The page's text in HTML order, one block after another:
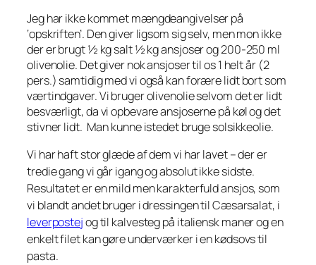
Jeg har ikke kommet mængdeangivelser på
‘opskriften’. Den giver ligsom sig selv, men mon ikke
der er brugt ½ kg salt ½ kg ansjoser og 200-250 ml
olivenolie. Det giver nok ansjoser til os 1 helt år (2
pers.) samtidig med vi også kan forære lidt bort som
værtindgaver. Vi bruger olivenolie selvom det er lidt
besværligt, da vi opbevare ansjoserne på køl og det
stivner lidt. Man kunne istedet bruge solsikkeolie.
Vi har haft stor glæde af dem vi har lavet – der er
tredie gang vi går igang og absolut ikke sidste.
Resultatet er en mild men karakterfuld ansjos, som
vi blandt andet bruger i dressingen til Cæsarsalat, i
leverpostejog til kalvesteg på italiensk maner og en
enkelt filet kan gøre underværker i en kødsovs til
pasta.